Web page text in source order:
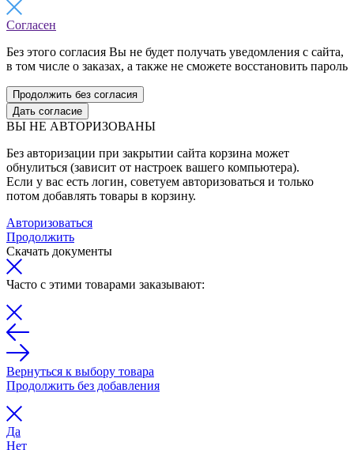
Согласен
Без этого согласия Вы не будет получать уведомления с сайта,
в том числе о заказах, а также не сможете восстановить пароль
Продолжить без согласия
Дать согласие
ВЫ НЕ АВТОРИЗОВАНЫ
Без авторизации при закрытии сайта корзина может
обнулиться (зависит от настроек вашего компьютера).
Если у вас есть логин, советуем авторизоваться и только
потом добавлять товары в корзину.
Авторизоваться
Продолжить
Скачать документы
Часто с этими товарами заказывают:
Вернуться к выбору товара
Продолжить без добавления
Да
Нет